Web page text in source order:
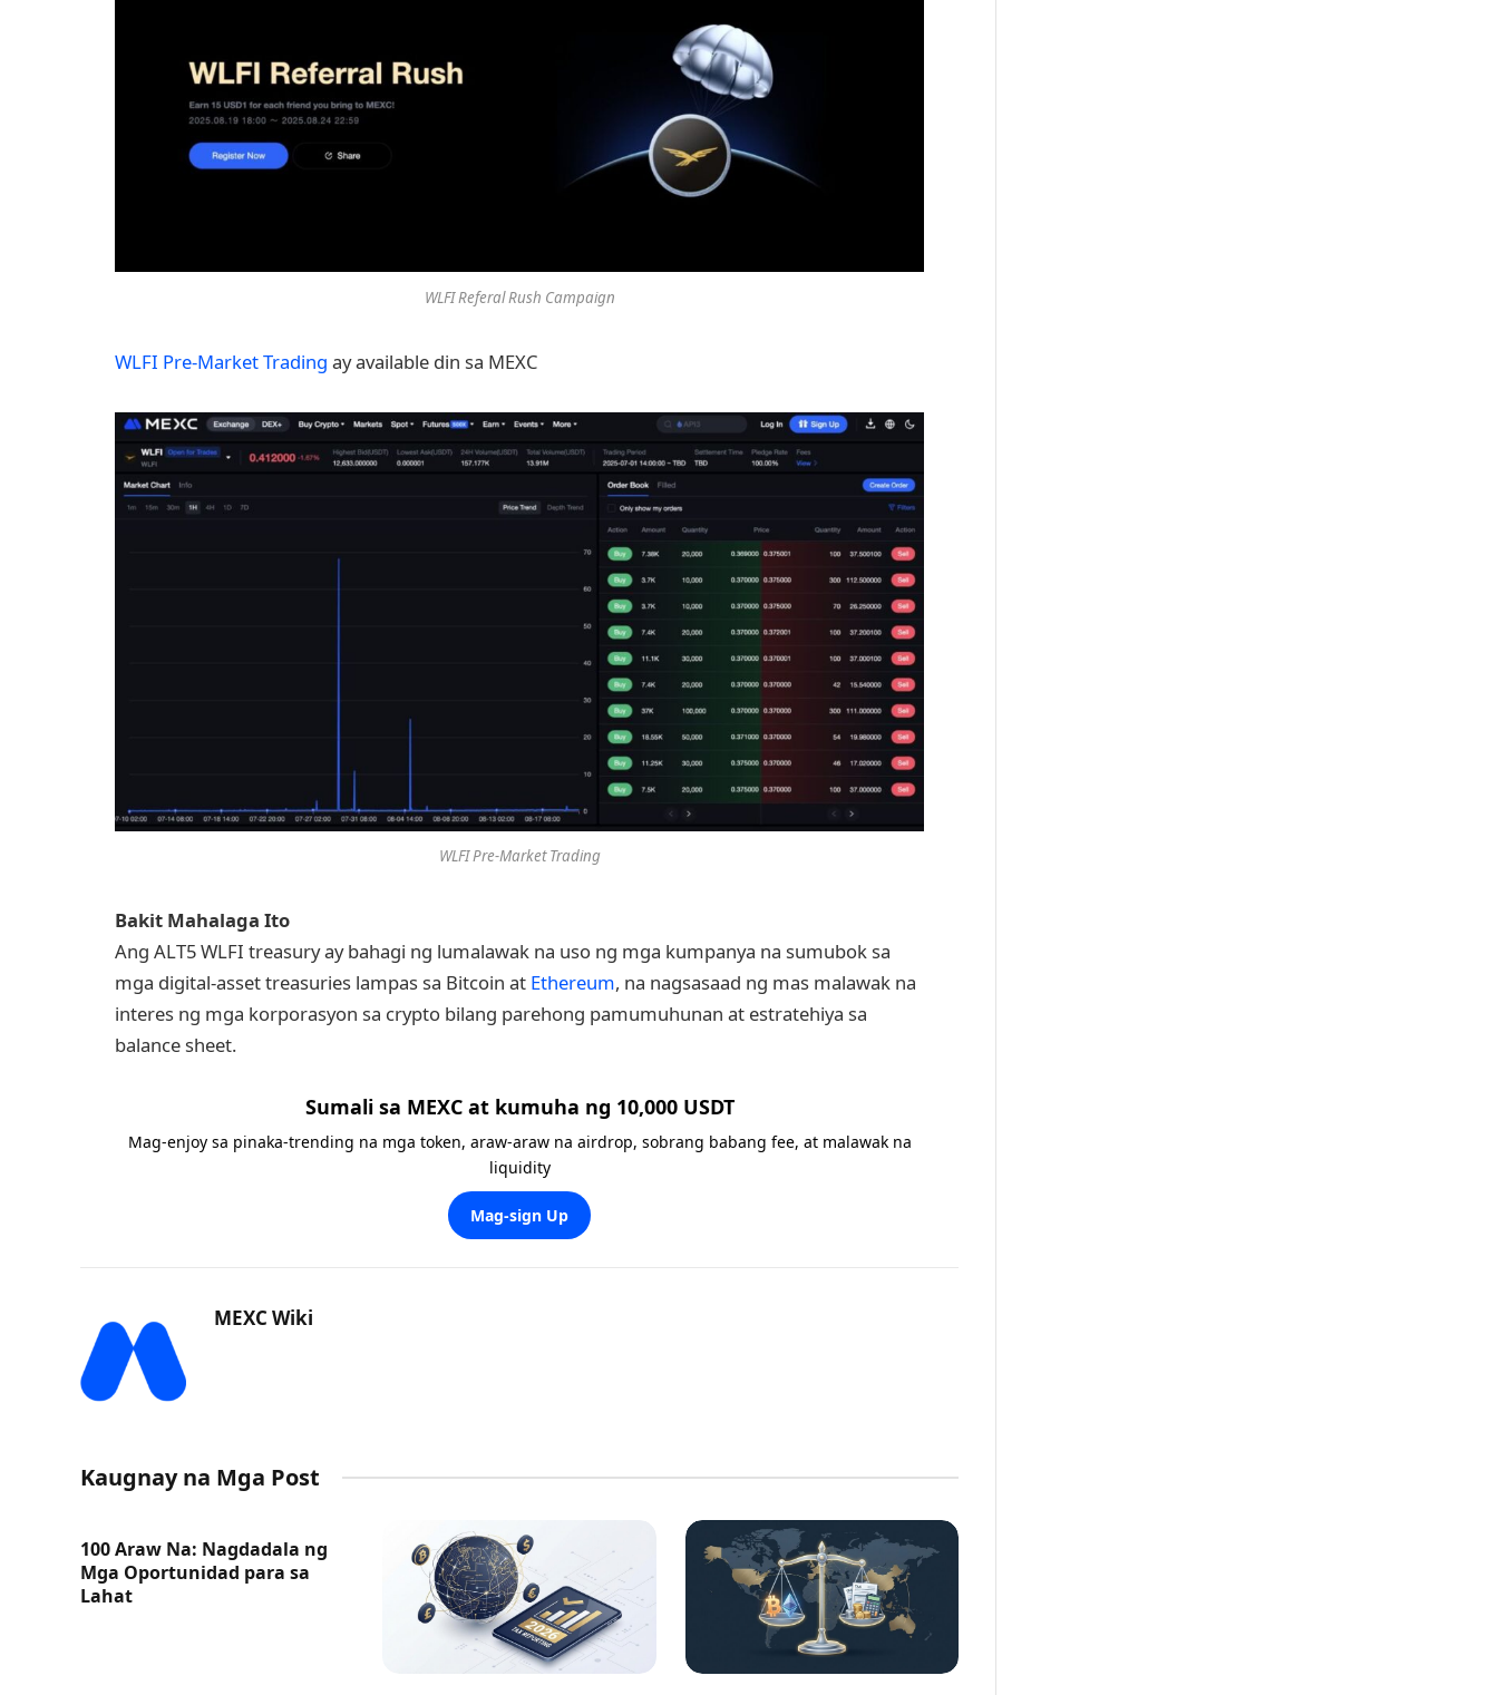
WLFI Referal Rush Campaign
WLFI Pre-Market Trading ay available din sa MEXC
WLFI Pre-Market Trading
Bakit Mahalaga Ito
Ang ALT5 WLFI treasury ay bahagi ng lumalawak na uso ng mga kumpanya na sumubok sa
mga digital-asset treasuries lampas sa Bitcoin at Ethereum, na nagsasaad ng mas malawak na
interes ng mga korporasyon sa crypto bilang parehong pamumuhunan at estratehiya sa
balance sheet.
Sumali sa MEXC at kumuha ng 10,000 USDT
Mag-enjoy sa pinaka-trending na mga token, araw-araw na airdrop, sobrang babang fee, at malawak na
liquidity
Mag-sign Up
MEXC Wiki
Kaugnay na Mga Post
100 Araw Na: Nagdadala ng
Mga Oportunidad para sa
Lahat